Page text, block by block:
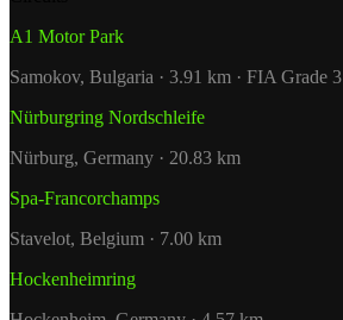
A1 Motor Park
Samokov, Bulgaria · 3.91 km · FIA Grade 3
Nürburgring Nordschleife
Nürburg, Germany · 20.83 km
Spa-Francorchamps
Stavelot, Belgium · 7.00 km
Hockenheimring